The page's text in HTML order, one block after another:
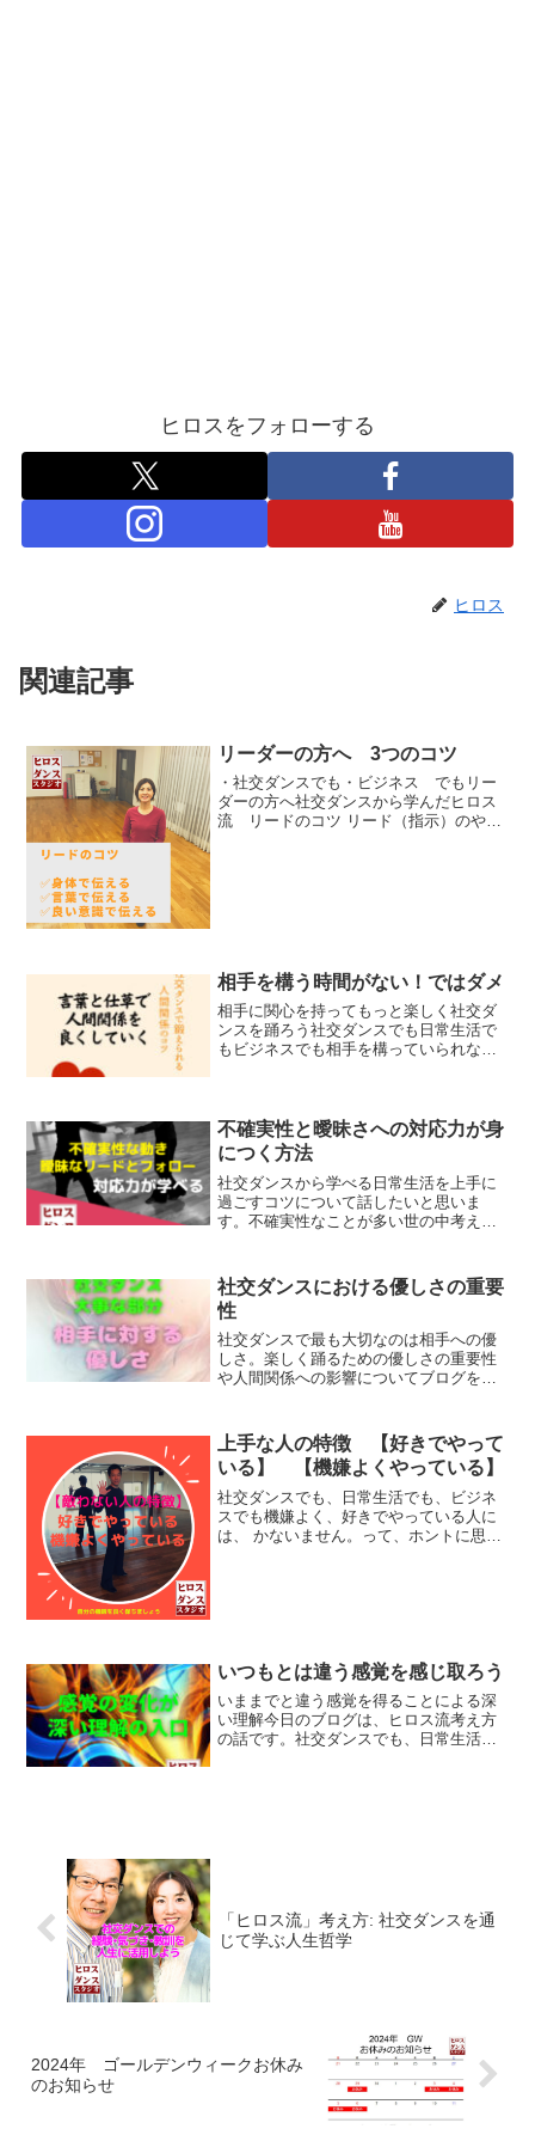
ヒロスをフォローする
ヒロス
関連記事
リーダーの方へ 3つのコツ
・社交ダンスでも・ビジネス でもリー
ダーの方へ社交ダンスから学んだヒロス
流 リードのコツ リード（指示）のやり
相手を構う時間がない！ではダメ
相手に関心を持ってもっと楽しく社交ダ
ンスを踊ろう社交ダンスでも日常生活で
もビジネスでも相手を構っていられな
がないと、良くないことが多...
不確実性と曖昧さへの対応力が身
につく方法
社交ダンスから学べる日常生活を上手に
過ごすコツについて話したいと思いま
す。不確実性なことが多い世の中考え方
かるでしょ」になったりと、大変で
す。。。モメないように、非難さ...
社交ダンスにおける優しさの重要
性
社交ダンスで最も大切なのは相手への優
しさ。楽しく踊るための優しさの重要性
や人間関係への影響についてブログを書
上手な人の特徴 【好きでやって
いる】 【機嫌よくやっている】
社交ダンスでも、日常生活でも、ビジネ
スでも機嫌よく、好きでやっている人に
は、 かないません。って、ホントに思い
いつもとは違う感覚を感じ取ろう
いままでと違う感覚を得ることによる深
い理解今日のブログは、ヒロス流考え方
の話です。社交ダンスでも、日常生活で
「ヒロス流」考え方: 社交ダンスを通
じて学ぶ人生哲学
2024年 ゴールデンウィークお休み
のお知らせ